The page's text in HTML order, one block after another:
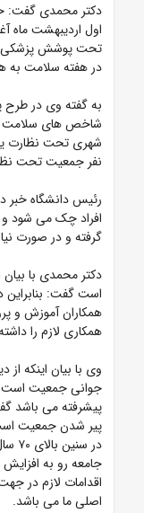
دکتر محمدی گفت:
اول اردیبهشت ماه
تحت پوشش پزشکی
در هفته سلامت به
به گفته وی در طرح
نفر جمعیت تحت
رئیس دانشگاه
افراد چک می شود و
گرفته و در صورت
دکتر محمدی با
است گفت: بنابراین
همکاران آموزش و
همکاری لازم را
وی با بیان اینکه
جوانی جمعیت است
پیشرفته می باشد
در
جامعه رو به افزایش
اقدامات لازم در
اصلی ما می باشد.